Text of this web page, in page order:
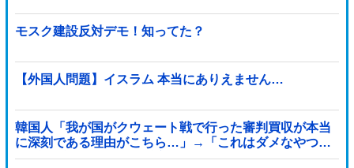
モスク建設反対デモ！知ってた？
【外国人問題】イスラム 本当にありえません…
韓国人「我が国がクウェート戦で行った審判買収が本当
に深刻である理由がこちら…」→「これはダメなやつ…
（ブルブル」＝韓国の反応